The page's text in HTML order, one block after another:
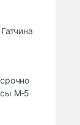
М‑5